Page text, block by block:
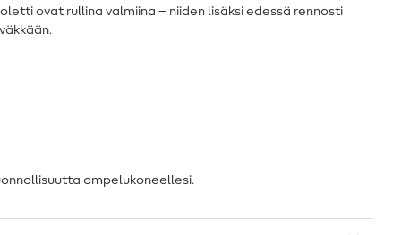
ovat rullina valmiina – niiden lisäksi edessä rennosti
ompelukoneellesi.